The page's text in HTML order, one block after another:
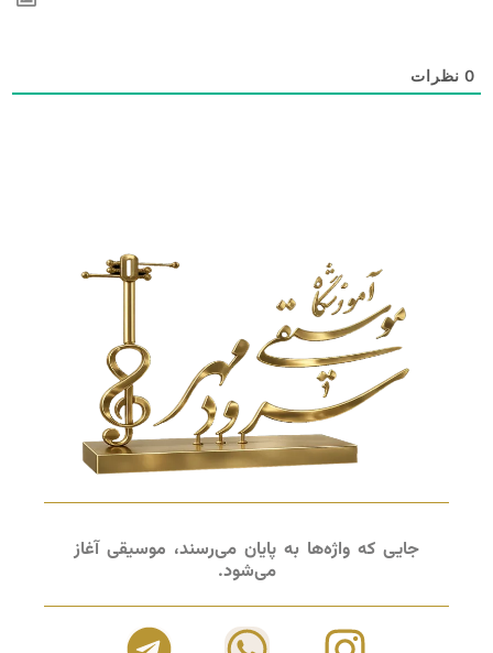
0 نظرات
جایی که واژه‌ها به پایان می‌رسند، موسیقی آغاز
می‌شود.